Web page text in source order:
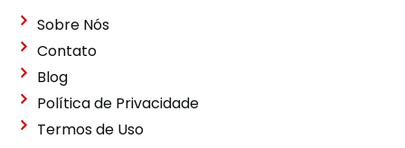
Sobre Nós
Contato
Blog
Política de Privacidade
Termos de Uso